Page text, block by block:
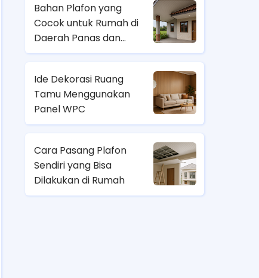
Bahan Plafon yang
Cocok untuk Rumah di
Daerah Panas dan
Lembab
Ide Dekorasi Ruang
Tamu Menggunakan
Panel WPC
Cara Pasang Plafon
Sendiri yang Bisa
Dilakukan di Rumah